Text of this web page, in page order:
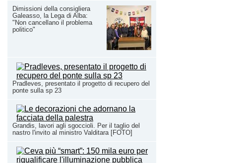
Dimissioni della consigliera
Galeasso, la Lega di Alba:
"Non cancellano il problema
politico"
Pradleves, presentato il progetto di recupero del
ponte sulla sp 23
Grandis, lavori agli sgoccioli. Per il taglio del
nastro l'invito al ministro Valditara [FOTO]